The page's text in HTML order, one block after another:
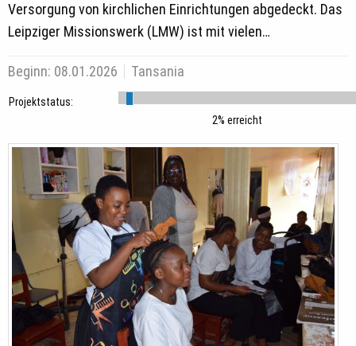
Versorgung von kirchlichen Einrichtungen abgedeckt. Das
Leipziger Missionswerk (LMW) ist mit vielen…
Beginn: 08.01.2026 Tansania
Projektstatus:
2% erreicht